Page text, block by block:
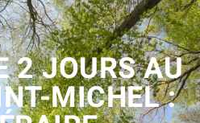
2 JOURS AU
MICHEL :